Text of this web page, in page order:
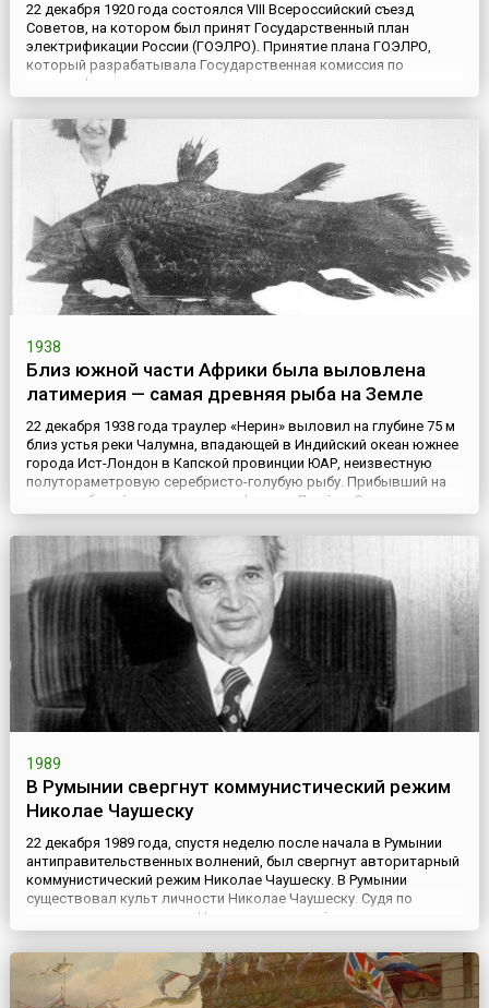
22 декабря 1920 года состоялся VIII Всероссийский съезд
Советов, на котором был принят Государственный план
электрификации России (ГОЭЛРО). Принятие плана ГОЭЛРО,
который разрабатывала Государственная комиссия по
электрификации страны, созданная за год до этого, и стало
началом электрификации России. План ГОЭЛРО был рассчитан
на 10-15 лет и предусматривал коренную реконструкцию
народного х...
1938
Близ южной части Африки была выловлена
латимерия — самая древняя рыба на Земле
22 декабря 1938 года траулер «Нерин» выловил на глубине 75 м
близ устья реки Чалумна, впадающей в Индийский океан южнее
города Ист-Лондон в Капской провинции ЮАР, неизвестную
полутораметровую серебристо-голубую рыбу. Прибывший на
место событий специалист, профессор Джеймс Смит назвал ее
Latimeria chalumnae в честь директора Ист-Лондонского
городского музея Марджори Куртенэ-Латимер, которой уда...
1989
В Румынии свергнут коммунистический режим
Николае Чаушеску
22 декабря 1989 года, спустя неделю после начала в Румынии
антиправительственных волнений, был свергнут авторитарный
коммунистический режим Николае Чаушеску. В Румынии
существовал культ личности Николае Чаушеску. Судя по
многим свидетельствам, Чаушеску, который пришел к власти в
1965 году, и сам искренне верил в собственную популярность
среди народа. Правление Чаушеску характеризовалось ак...